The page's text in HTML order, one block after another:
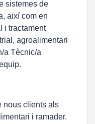
sistemes de
així com en
i tractament
agroalimentari
a Tècnic/a
nous clients als
i ramader.